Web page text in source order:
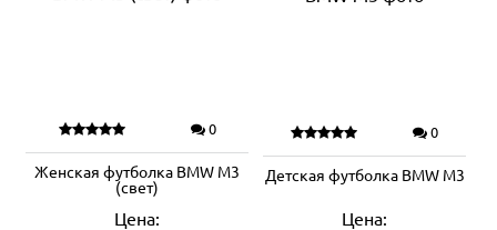
0
Женская футболка BMW M3
(свет)
Цена:
0
Детская футболка BMW M3
Цена: